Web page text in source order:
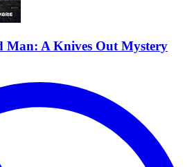
Man: A Knives Out Mystery